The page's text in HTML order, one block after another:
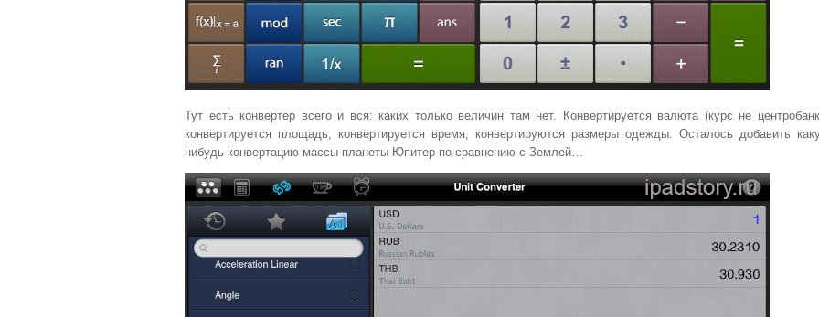
Тут есть конвертер всего и вся: каких только величин там нет. Конвертируется валюта (курс не
конвертируется площадь, конвертируется время, конвертируются размеры одежды. Осталось добавить
нибудь конвертацию массы планеты Юпитер по сравнению с Землей…